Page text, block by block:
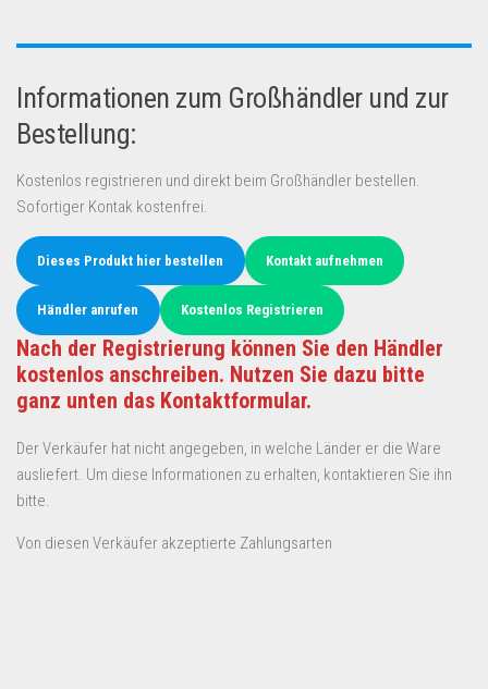
Informationen zum Großhändler und zur
Bestellung:
Kostenlos registrieren und direkt beim Großhändler bestellen.
Sofortiger Kontak kostenfrei.
Dieses Produkt hier bestellen Kontakt aufnehmen
Händler anrufen Kostenlos Registrieren
Nach der Registrierung können Sie den Händler
kostenlos anschreiben. Nutzen Sie dazu bitte
ganz unten das Kontaktformular.
Der Verkäufer hat nicht angegeben, in welche Länder er die Ware
ausliefert. Um diese Informationen zu erhalten, kontaktieren Sie ihn
bitte.
Von diesen Verkäufer akzeptierte Zahlungsarten